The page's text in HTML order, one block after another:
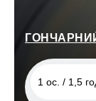
1 ос. / 1,5